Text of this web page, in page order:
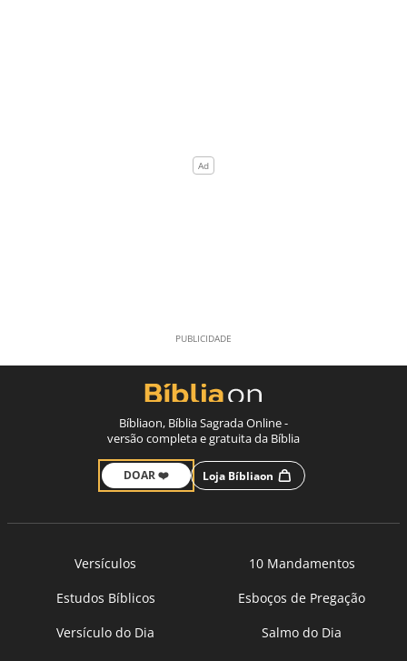
Bíbliaon, Bíblia Sagrada Online -
versão completa e gratuita da Bíblia
DOAR ❤️ Loja Bíbliaon
Versículos
10 Mandamentos
Estudos Bíblicos
Esboços de Pregação
Versículo do Dia
Salmo do Dia